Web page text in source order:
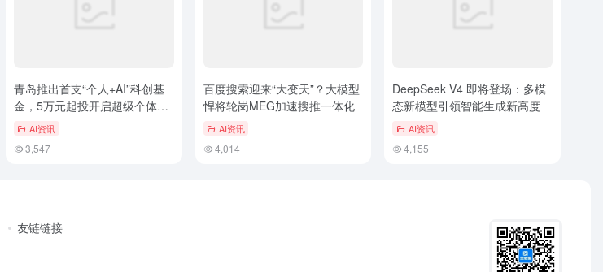
青岛推出首支“个人+AI”科创基
金，5万元起投开启超级个体时
代 AI资讯
3,547
百度搜索迎来“大变天”？大模型
悍将轮岗MEG加速搜推一体化
AI资讯
4,014
DeepSeek V4 即将登场：多模
态新模型引领智能生成新高度
AI资讯
4,155
友链链接